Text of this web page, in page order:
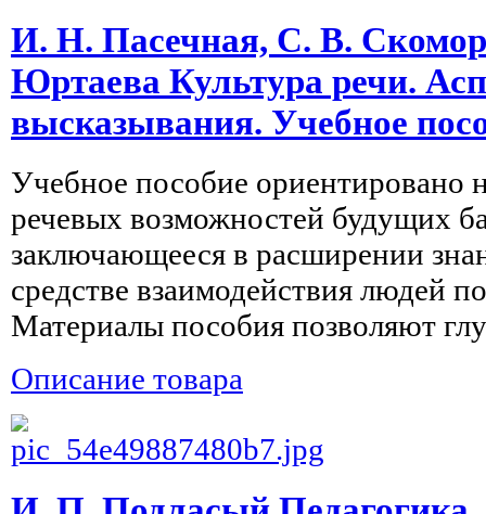
И. Н. Пасечная, С. В.
Юртаева Культура речи.
высказывания. Учебное
Учебное пособие ориентировано
речевых возможностей будущих
заключающееся в расширении
средстве взаимодействия людей
Материалы пособия позволяют
Описание товара